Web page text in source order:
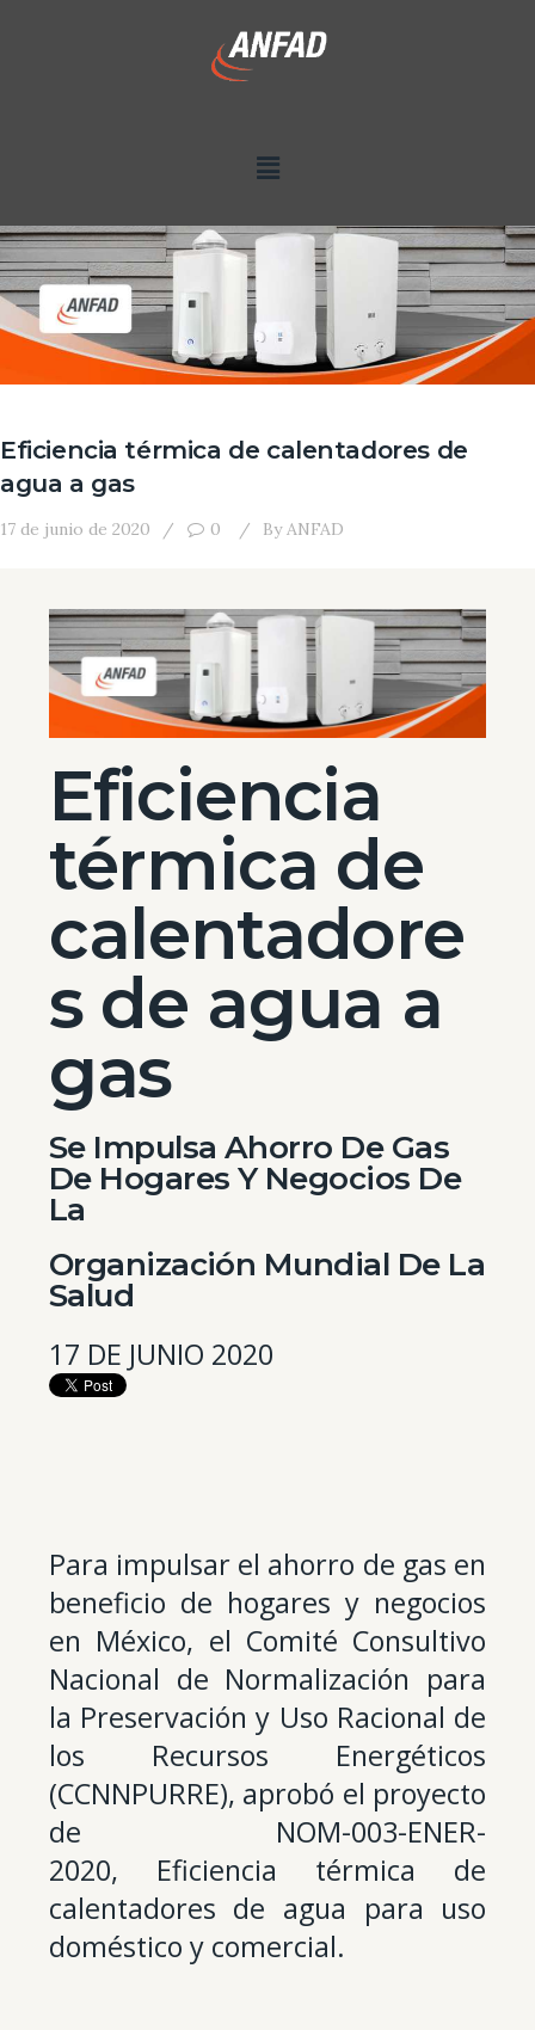
Eficiencia térmica de calentadores de
agua a gas
17 de junio de 2020 0 ByANFAD
Eficiencia
térmica de
calentadore
s de agua a
gas
Se Impulsa Ahorro De Gas
De Hogares Y Negocios De
La
Organización Mundial De La
Salud
17 DE JUNIO 2020
Para impulsar el ahorro de gas en
beneficio de hogares y negocios
en México, el Comité Consultivo
Nacional de Normalización para
la Preservación y Uso Racional de
los Recursos Energéticos
(CCNNPURRE), aprobó el proyecto
de NOM-003-ENER-
2020, Eficiencia térmica de
calentadores de agua para uso
doméstico y comercial.